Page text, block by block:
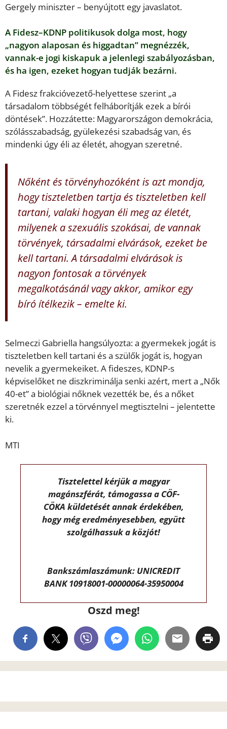
Gergely miniszter – benyújtott egy javaslatot.
A Fidesz–KDNP politikusok dolga most, hogy
„nagyon alaposan és higgadtan” megnézzék,
vannak-e jogi kiskapuk a jelenlegi szabályozásban,
és ha igen, ezeket hogyan tudják bezárni.
A Fidesz frakcióvezető-helyettese szerint „a
társadalom többségét felháborítják ezek a bírói
döntések”. Hozzátette: Magyarországon demokrácia,
szólásszabadság, gyülekezési szabadság van, és
mindenki úgy éli az életét, ahogyan szeretné.
Nőként és törvényhozóként is azt mondja,
hogy tiszteletben tartja és tiszteletben kell
tartani, valaki hogyan éli meg az életét,
milyenek a szexuális szokásai, de vannak
törvények, társadalmi elvárások, ezeket be
kell tartani. A társadalmi elvárások is
nagyon fontosak a törvények
megalkotásánál vagy akkor, amikor egy
bíró ítélkezik – emelte ki.
Selmeczi Gabriella hangsúlyozta: a gyermekek jogát is
tiszteletben kell tartani és a szülők jogát is, hogyan
nevelik a gyermekeiket. A fideszes, KDNP-s
képviselőket ne diszkriminálja senki azért, mert a „Nők
40-et” a biológiai nőknek vezették be, és a nőket
szeretnék ezzel a törvénnyel megtisztelni – jelentette
ki.
MTI
Tisztelettel kérjük a magyar
magánszférát, támogassa a CÖF-
CÖKA küldetését annak érdekében,
hogy még eredményesebben, együtt
szolgálhassuk a közjót!
Bankszámlaszámunk: UNICREDIT
BANK 10918001-00000064-35950004
Oszd meg!